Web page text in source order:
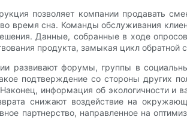
позволяет компании продавать
время сна. Команды обслуживания
Данные, собранные в ходе
продукта, замыкая цикл обратной
развивают форумы, группы в
подтверждение со стороны других
информация об экологичности и
снижают воздействие на
партнерство, направленное на